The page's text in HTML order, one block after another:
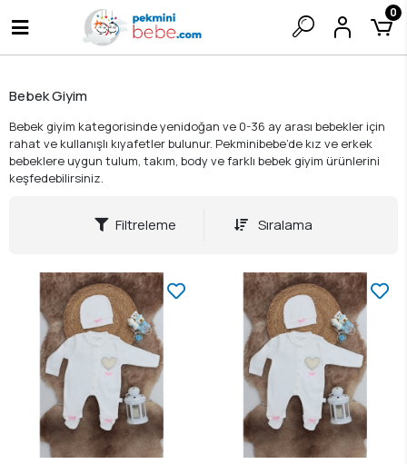
0
Bebek Giyim
Bebek giyim kategorisinde yenidoğan ve 0-36 ay arası bebekler için
rahat ve kullanışlı kıyafetler bulunur. Pekminibebe’de kız ve erkek
bebeklere uygun tulum, takım, body ve farklı bebek giyim ürünlerini
keşfedebilirsiniz.
Filtreleme Sıralama